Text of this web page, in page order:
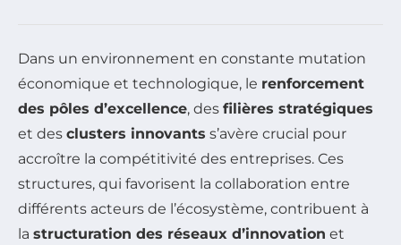
Dans un environnement en constante mutation
économique et technologique, le renforcement
des pôles d’excellence, des filières stratégiques
et des clusters innovants s’avère crucial pour
accroître la compétitivité des entreprises. Ces
structures, qui favorisent la collaboration entre
différents acteurs de l’écosystème, contribuent à
la structuration des réseaux d’innovation et